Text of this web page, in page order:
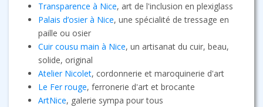
Transparence à Nice, art de l'inclusion en plexiglass
Palais d’osier à Nice, une spécialité de tressage en
paille ou osier
Cuir cousu main à Nice, un artisanat du cuir, beau,
solide, original
Atelier Nicolet, cordonnerie et maroquinerie d'art
Le Fer rouge, ferronerie d'art et brocante
ArtNice, galerie sympa pour tous